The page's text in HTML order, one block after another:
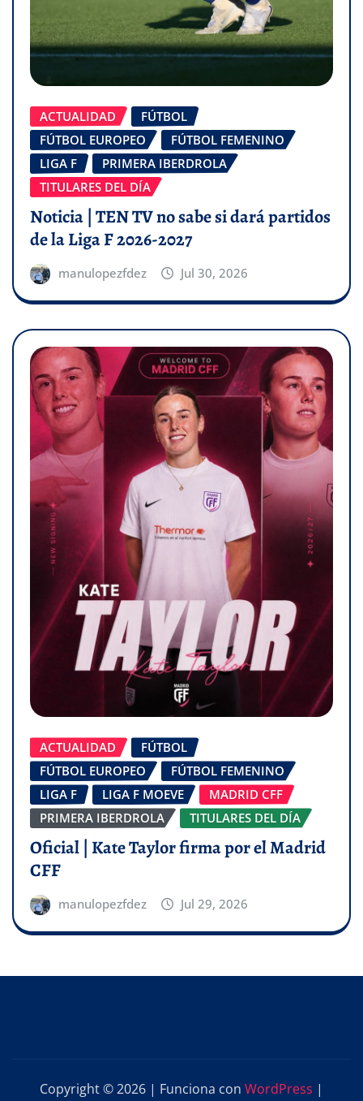
ACTUALIDAD
FÚTBOL
FÚTBOL EUROPEO
FÚTBOL FEMENINO
LIGA F
PRIMERA IBERDROLA
TITULARES DEL DÍA
Noticia | TEN TV no sabe si dará partidos
de la Liga F 2026-2027
manulopezfdez Jul 30, 2026
ACTUALIDAD
FÚTBOL
FÚTBOL EUROPEO
FÚTBOL FEMENINO
LIGA F
LIGA F MOEVE
MADRID CFF
PRIMERA IBERDROLA
TITULARES DEL DÍA
Oficial | Kate Taylor firma por el Madrid
CFF
manulopezfdez Jul 29, 2026
Copyright © 2026 | Funciona con WordPress |